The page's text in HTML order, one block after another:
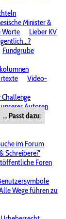
Minister &
Worte
Lieber KV
Fundgrube
Video-
Challenge
Autoren
... Passt dazu:
im Forum
Schreiberei"
Foren
Wege führen zu